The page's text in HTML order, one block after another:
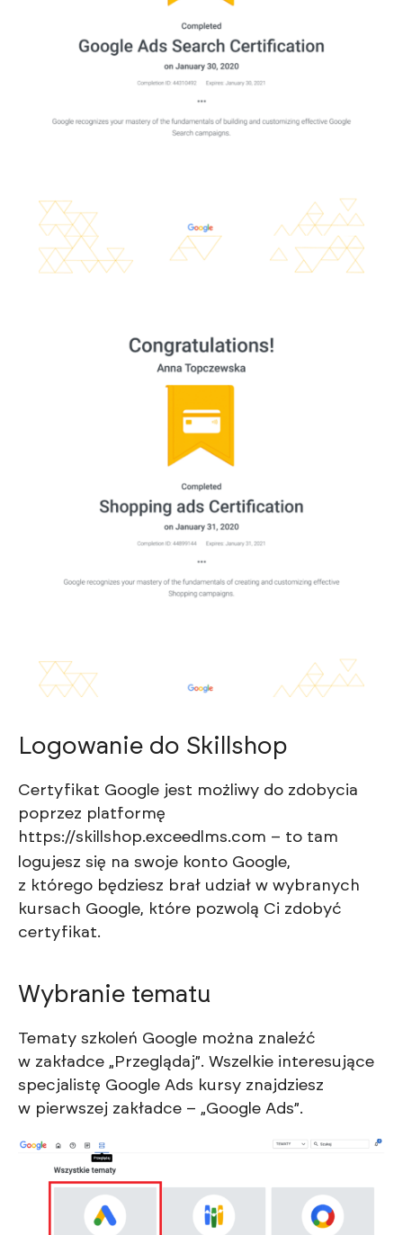
Logowanie do Skillshop
Certyfikat Google jest możliwy do zdobycia
poprzez platformę
https://skillshop.exceedlms.com – to tam
logujesz się na swoje konto Google,
z którego będziesz brał udział w wybranych
kursach Google, które pozwolą Ci zdobyć
certyfikat.
Wybranie tematu
Tematy szkoleń Google można znaleźć
w zakładce „Przeglądaj”. Wszelkie interesujące
specjalistę Google Ads kursy znajdziesz
w pierwszej zakładce – „Google Ads”.